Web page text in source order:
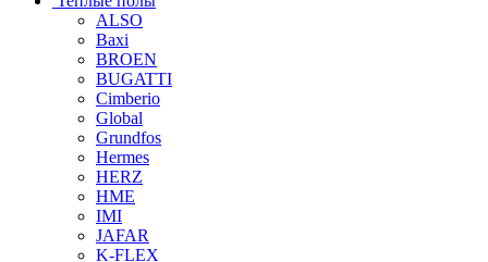
ALSO
Baxi
BROEN
BUGATTI
Cimberio
Global
Grundfos
Hermes
HERZ
HME
IMI
JAFAR
K-FLEX